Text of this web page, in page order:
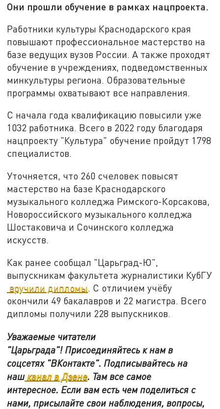
Они прошли обучение в рамках нацпроекта.
Работники культуры Краснодарского края
повышают профессиональное мастерство на
базе ведущих вузов России. А также проходят
обучение в учреждениях, подведомственных
минкультуры региона. Образовательные
программы охватывают все направления.
С начала года квалификацию повысили уже
1032 работника. Всего в 2022 году благодаря
нацпроекту "Культура" обучение пройдут 1798
специалистов.
Уточняется, что 260 счеловек повысят
мастерство на базе Краснодарского
музыкального колледжа Римского-Корсакова,
Новороссийского музыкального колледжа
Шостаковича и Сочинского колледжа
искусств.
Как ранее сообщал "Царьград-Ю",
выпускникам факультета журналистики КубГУ
вручили дипломы. С отличием учёбу
окончили 49 бакалавров и 22 магистра. Всего
дипломы получили 228 выпускников.
Уважаемые читатели
"Царьграда"! Присоединяйтесь к нам в
соцсетях "ВКонтакте". Подписывайтесь на
нашканал в Дзене. Там все самое
интересное. Если вам есть чем поделиться с
нами, присылайте свои наблюдения, вопросы,